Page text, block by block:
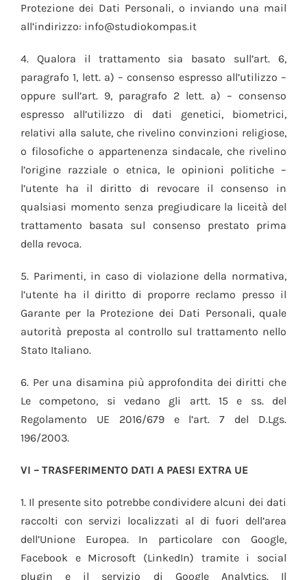
Protezione dei Dati Personali, o inviando una mail
all’indirizzo: info@studiokompas.it
4. Qualora il trattamento sia basato sull’art. 6,
paragrafo 1, lett. a) – consenso espresso all’utilizzo –
oppure sull’art. 9, paragrafo 2 lett. a) – consenso
espresso all’utilizzo di dati genetici, biometrici,
relativi alla salute, che rivelino convinzioni religiose,
o filosofiche o appartenenza sindacale, che rivelino
l’origine razziale o etnica, le opinioni politiche –
l’utente ha il diritto di revocare il consenso in
qualsiasi momento senza pregiudicare la liceità del
trattamento basata sul consenso prestato prima
della revoca.
5. Parimenti, in caso di violazione della normativa,
l’utente ha il diritto di proporre reclamo presso il
Garante per la Protezione dei Dati Personali, quale
autorità preposta al controllo sul trattamento nello
Stato Italiano.
6. Per una disamina più approfondita dei diritti che
Le competono, si vedano gli artt. 15 e ss. del
Regolamento UE 2016/679 e l’art. 7 del D.Lgs.
196/2003.
VI – TRASFERIMENTO DATI A PAESI EXTRA UE
1. Il presente sito potrebbe condividere alcuni dei dati
raccolti con servizi localizzati al di fuori dell’area
dell’Unione Europea. In particolare con Google,
Facebook e Microsoft (LinkedIn) tramite i social
plugin e il servizio di Google Analytics. Il